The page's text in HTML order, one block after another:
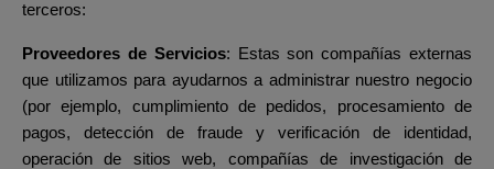
terceros:
Proveedores de Servicios: Estas son compañías externas
que utilizamos para ayudarnos a administrar nuestro negocio
(por ejemplo, cumplimiento de pedidos, procesamiento de
pagos, detección de fraude y verificación de identidad,
operación de sitios web, compañías de investigación de